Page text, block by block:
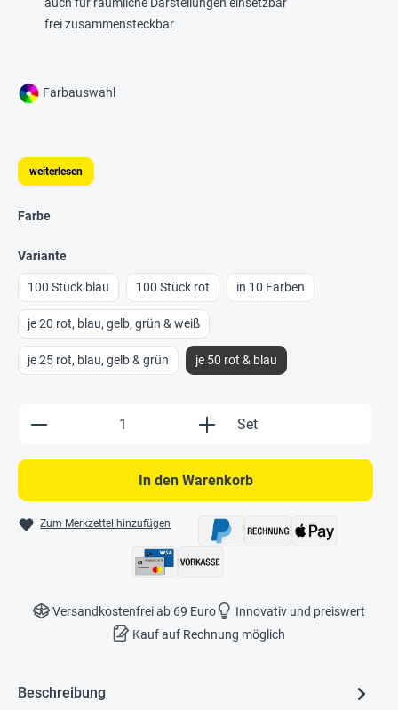
frei zusammensteckbar
Farbauswahl
weiterlesen
Farbe
Variante
100 Stück blau 100 Stück rot in 10 Farben
je 20 rot, blau, gelb, grün & weiß
je 25 rot, blau, gelb & grün je 50 rot & blau
Produkt Anzahl: Gib den gewünschten
Set
In den Warenkorb
Zum Merkzettel hinzufügen
Versandkostenfrei ab 69 Euro
Innovativ und preiswert
Kauf auf Rechnung möglich
Beschreibung